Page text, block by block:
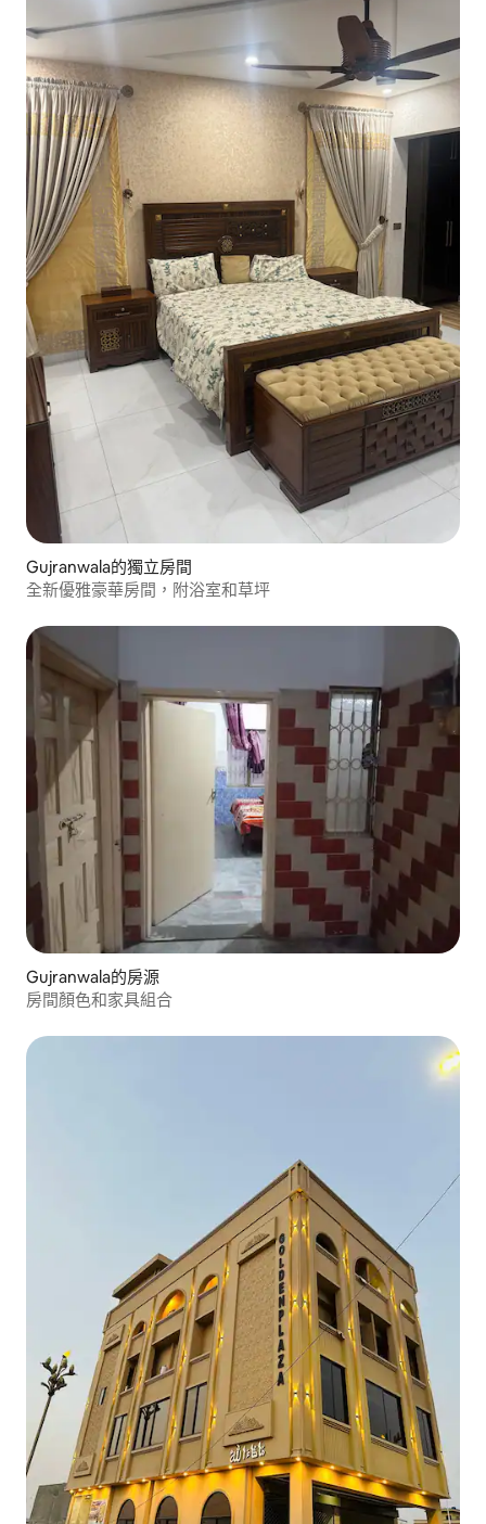
Gujranwala的獨立房間
全新優雅豪華房間，附浴室和草坪
Gujranwala的房源
房間顏色和家具組合